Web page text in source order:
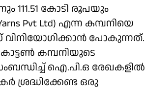
111.51 കോടി രൂപയും
Pvt Ltd) എന്ന കമ്പനിയെ
പോകുന്നത്.
കമ്പനിയുടെ
ഐ.പി.ഒ രേഖകളിൽ
ശ്രദ്ധിക്കേണ്ട ഒരു